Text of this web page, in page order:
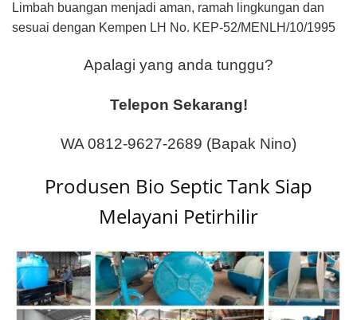
Limbah buangan menjadi aman, ramah lingkungan dan
sesuai dengan Kempen LH No. KEP-52/MENLH/10/1995
Apalagi yang anda tunggu?
Telepon Sekarang!
WA 0812-9627-2689 (Bapak Nino)
Produsen Bio Septic Tank Siap
Melayani Petirhilir